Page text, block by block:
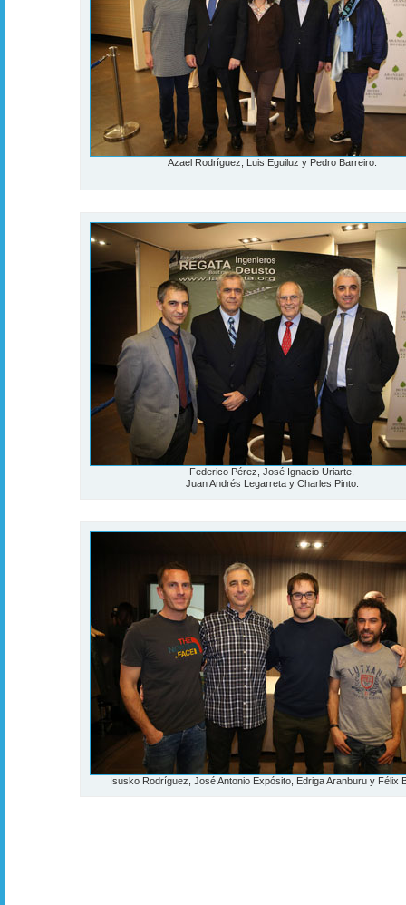
Azael Rodríguez, Luis Eguiluz y Pedro Barreiro.
Federico Pérez, José Ignacio Uriarte,
Juan Andrés Legarreta y Charles Pinto.
Isusko Rodríguez, José Antonio Expósito, Edriga Aranburu y Félix